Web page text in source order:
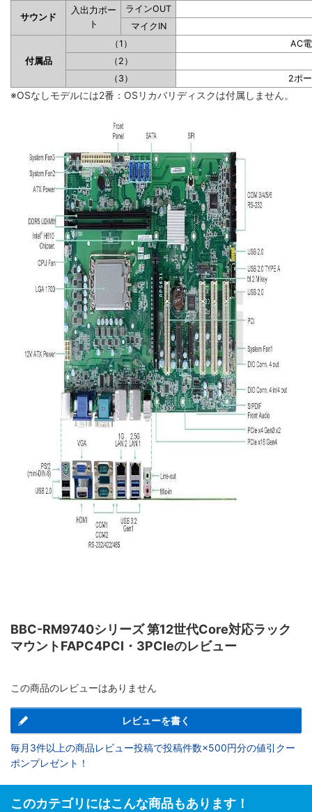
サウンド
入出力ポー
ト
ラインOUT
マイクIN
付属品
（1）
AC
（2）
（3）
2ポ
※OSなしモデルには2番：OSリカバリディスクは付属しません。
BBC-RM9740シリーズ 第12世代Core対応ラック
マウントFAPC4PCI・3PCIeのレビュー
この商品のレビューはありません
レビューを書く
毎月3件以上の商品レビュー投稿で投稿件数×500円分の値引クー
ポンプレゼント！
このカテゴリにはこんな商品もあります！